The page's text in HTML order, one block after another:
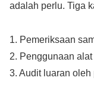
adalah perlu. Tiga
1. Pemeriksaan
2. Penggunaan
3. Audit luaran oleh